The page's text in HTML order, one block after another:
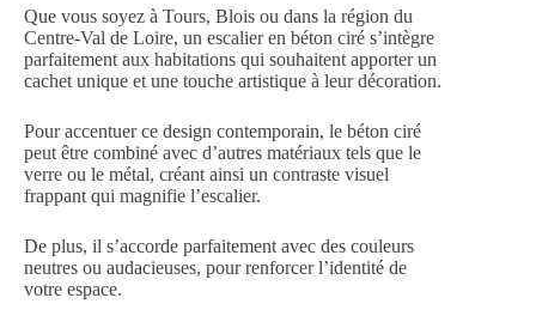
Que vous soyez à Tours, Blois ou dans la région du
Centre-Val de Loire, un escalier en béton ciré s’intègre
parfaitement aux habitations qui souhaitent apporter un
cachet unique et une touche artistique à leur décoration.
Pour accentuer ce design contemporain, le béton ciré
peut être combiné avec d’autres matériaux tels que le
verre ou le métal, créant ainsi un contraste visuel
frappant qui magnifie l’escalier.
De plus, il s’accorde parfaitement avec des couleurs
neutres ou audacieuses, pour renforcer l’identité de
votre espace.